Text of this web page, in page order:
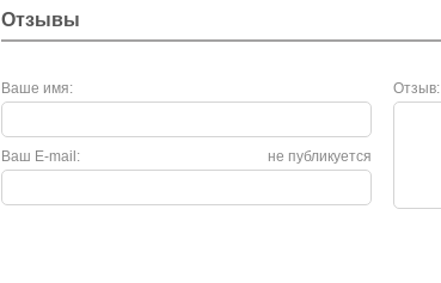
Отзывы
Ваше имя: Отзыв:
не публикуется
Ваш E-mail: